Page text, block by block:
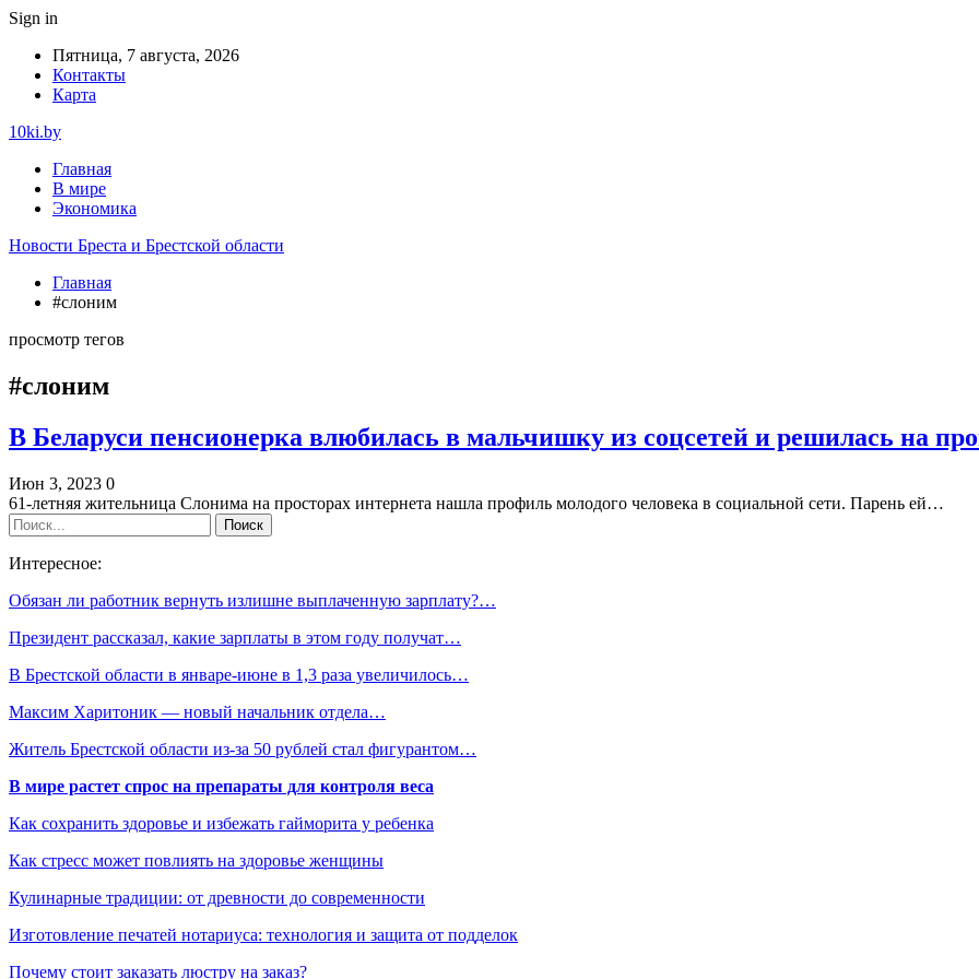
Sign in
Пятница, 7 августа, 2026
Контакты
Карта
10ki.by
Главная
В мире
Экономика
Новости Бреста и Брестской области
Главная
#слоним
просмотр тегов
#слоним
В Беларуси пенсионерка влюбилась в мальчишку из соцсетей и решилась на
Июн 3, 2023 0
61-летняя жительница Слонима на просторах интернета нашла профиль молодого человека в социальной сети. Парень ей…
Интересное:
Обязан ли работник вернуть излишне выплаченную зарплату?…
Президент рассказал, какие зарплаты в этом году получат…
В Брестской области в январе-июне в 1,3 раза увеличилось…
Максим Харитоник — новый начальник отдела…
Житель Брестской области из-за 50 рублей стал фигурантом…
В мире растет спрос на препараты для контроля веса
Как сохранить здоровье и избежать гайморита у ребенка
Как стресс может повлиять на здоровье женщины
Кулинарные традиции: от древности до современности
Изготовление печатей нотариуса: технология и защита от подделок
Почему стоит заказать люстру на заказ?